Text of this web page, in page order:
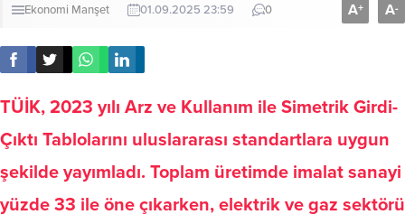
Ekonomi Manşet 01.09.2025 23:59 0 A+ A-
TÜİK, 2023 yılı Arz ve Kullanım ile Simetrik Girdi-
Çıktı Tablolarını uluslararası standartlara uygun
şekilde yayımladı. Toplam üretimde imalat sanayi
yüzde 33 ile öne çıkarken, elektrik ve gaz sektörü